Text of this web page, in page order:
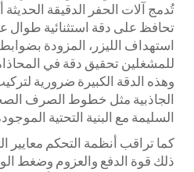
تُدمج آلات الحفر الدقيقة
تحافظ على دقة استثنائية طوال
استهداف الليزر، المزودة
للمشغلين تحقيق دقة في
وهذه الدقة الكبيرة ضرورية
الجاذبية مثل خطوط الصرف
السليمة مع البنية التحتية
كما تراقب أنظمة التحكم معايير
ذلك قوة الدفع والعزوم وضغط